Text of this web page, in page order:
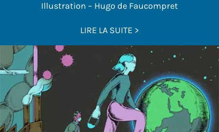
Illustration – Hugo de Faucompret
LIRE LA SUITE >